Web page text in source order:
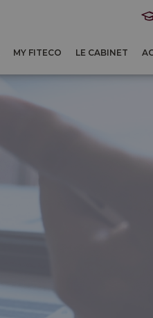
MY FITECO LE CABINET